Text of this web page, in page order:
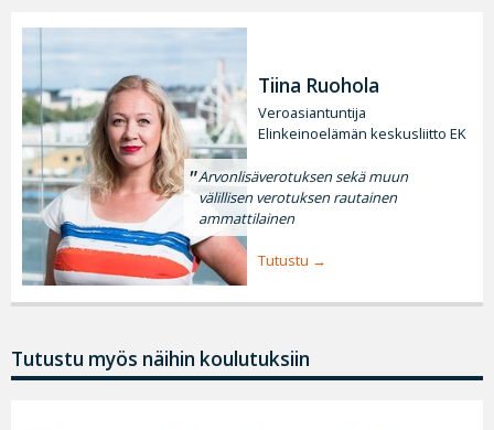
Tiina Ruohola
Veroasiantuntija
Elinkeinoelämän keskusliitto EK
Arvonlisäverotuksen sekä muun
välillisen verotuksen rautainen
ammattilainen
Tutustu
Tutustu myös näihin koulutuksiin